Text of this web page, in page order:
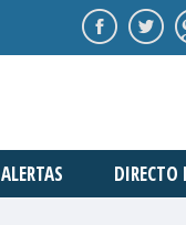
ALERTAS DIRECTO